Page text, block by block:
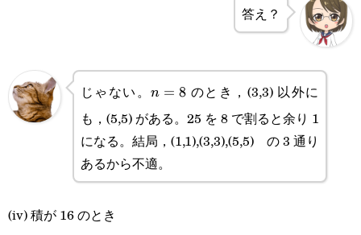
答え？
じゃない。n=8
n = 8 のとき，(3,3) 以外に
も，(5,5) がある。25 を 8 で割ると余り 1
になる。結局，(1,1),(3,3),(5,5) の 3 通り
あるから不適。
(iv) 積が 16 のとき